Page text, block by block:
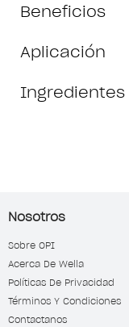
Beneficios
Aplicación
Ingredientes
Nosotros
Sobre OPI
Acerca De Wella
Políticas De Privacidad
Términos Y Condiciones
Contactanos